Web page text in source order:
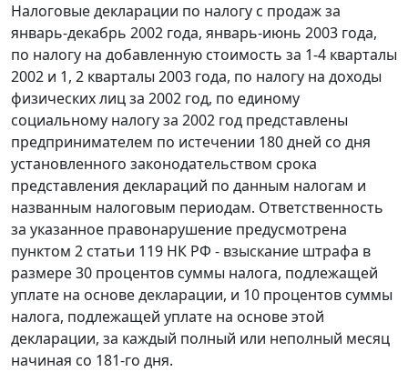
Налоговые декларации по налогу с продаж за
январь-декабрь 2002 года, январь-июнь 2003 года,
по налогу на добавленную стоимость за 1-4 кварталы
2002 и 1, 2 кварталы 2003 года, по налогу на доходы
физических лиц за 2002 год, по единому
социальному налогу за 2002 год представлены
предпринимателем по истечении 180 дней со дня
установленного законодательством срока
представления деклараций по данным налогам и
названным налоговым периодам. Ответственность
за указанное правонарушение предусмотрена
пунктом 2 статьи 119 НК РФ - взыскание штрафа в
размере 30 процентов суммы налога, подлежащей
уплате на основе декларации, и 10 процентов суммы
налога, подлежащей уплате на основе этой
декларации, за каждый полный или неполный месяц
начиная со 181-го дня.